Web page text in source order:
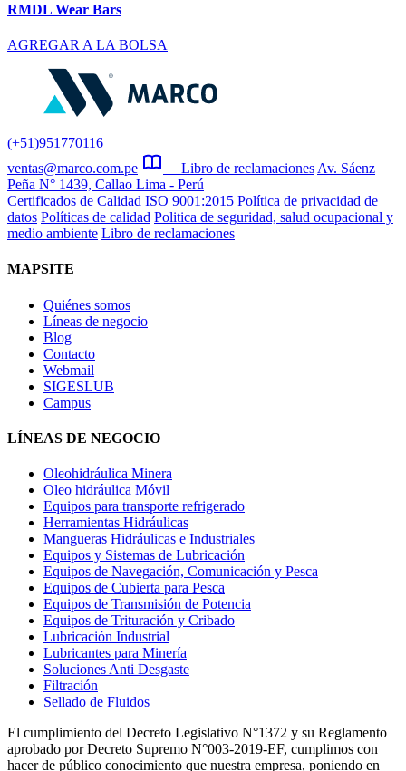
RMDL Wear Bars
AGREGAR A LA BOLSA
(+51)951770116
ventas@marco.com.pe
Libro de reclamaciones Av. Sáenz
Peña N° 1439, Callao Lima - Perú
Certificados de Calidad ISO 9001:2015 Política de privacidad de
datos Políticas de calidad Politica de seguridad, salud ocupacional y
medio ambiente Libro de reclamaciones
MAPSITE
Quiénes somos
Líneas de negocio
Blog
Contacto
Webmail
SIGESLUB
Campus
LÍNEAS DE NEGOCIO
Oleohidráulica Minera
Oleo hidráulica Móvil
Equipos para transporte refrigerado
Herramientas Hidráulicas
Mangueras Hidráulicas e Industriales
Equipos y Sistemas de Lubricación
Equipos de Navegación, Comunicación y Pesca
Equipos de Cubierta para Pesca
Equipos de Transmisión de Potencia
Equipos de Trituración y Cribado
Lubricación Industrial
Lubricantes para Minería
Soluciones Anti Desgaste
Filtración
Sellado de Fluidos
El cumplimiento del Decreto Legislativo N°1372 y su Reglamento
aprobado por Decreto Supremo N°003-2019-EF, cumplimos con
hacer de público conocimiento que nuestra empresa, poniendo en